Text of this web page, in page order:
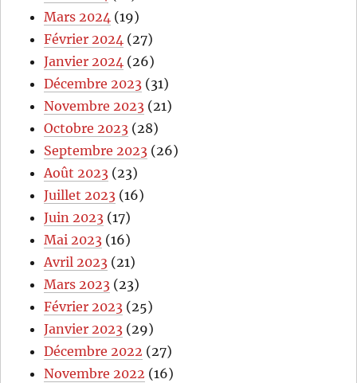
Mars 2024 (19)
Février 2024 (27)
Janvier 2024 (26)
Décembre 2023 (31)
Novembre 2023 (21)
Octobre 2023 (28)
Septembre 2023 (26)
Août 2023 (23)
Juillet 2023 (16)
Juin 2023 (17)
Mai 2023 (16)
Avril 2023 (21)
Mars 2023 (23)
Février 2023 (25)
Janvier 2023 (29)
Décembre 2022 (27)
Novembre 2022 (16)